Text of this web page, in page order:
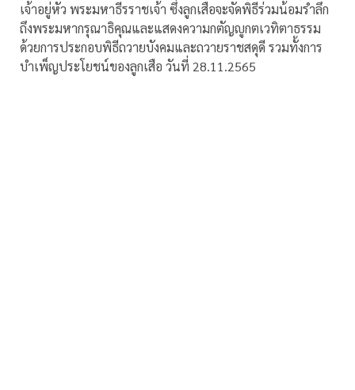
เจ้าอยู่หัว พระมหาธีรราชเจ้า ซึ่งลูกเสือจะจัดพิธีร่วมน้อมรำลึก
ถึงพระมหากรุณาธิคุณและแสดงความกตัญญูกตเวทิตาธรรม
ด้วยการประกอบพิธีถวายบังคมและถวายราชสดุดี รวมทั้งการ
บำเพ็ญประโยชน์ของลูกเสือ วันที่ 28.11.2565